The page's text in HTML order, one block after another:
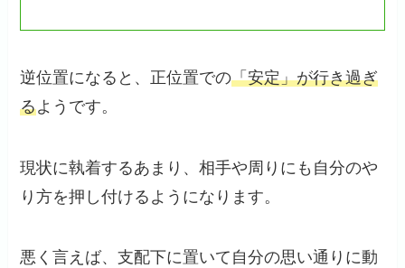
逆位置になると、正位置での「安定」が行き過ぎ
るようです。
現状に執着するあまり、相手や周りにも自分のや
り方を押し付けるようになります。
悪く言えば、支配下に置いて自分の思い通りに動